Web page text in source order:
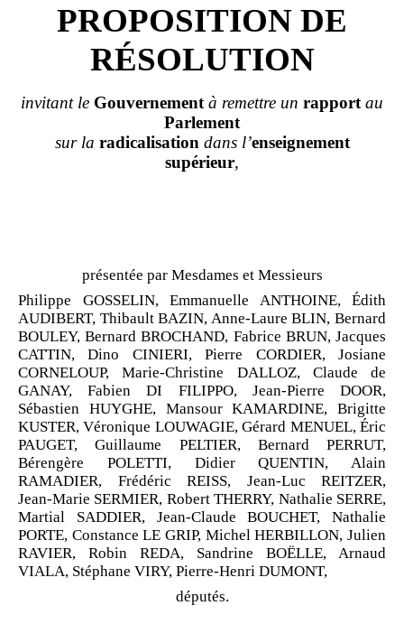
PROPOSITION DE
RÉSOLUTION
invitant le Gouvernement à remettre un rapport au
Parlement
sur la radicalisation dans l’enseignement
supérieur,
présentée par Mesdames et Messieurs
Philippe GOSSELIN, Emmanuelle ANTHOINE, Édith
AUDIBERT, Thibault BAZIN, Anne‑Laure BLIN, Bernard
BOULEY, Bernard BROCHAND, Fabrice BRUN, Jacques
CATTIN, Dino CINIERI, Pierre CORDIER, Josiane
CORNELOUP, Marie‑Christine DALLOZ, Claude de
GANAY, Fabien DI
FILIPPO, Jean‑Pierre DOOR,
Sébastien HUYGHE, Mansour KAMARDINE, Brigitte
KUSTER, Véronique LOUWAGIE, Gérard MENUEL, Éric
PAUGET, Guillaume PELTIER, Bernard PERRUT,
Bérengère POLETTI, Didier QUENTIN, Alain
RAMADIER, Frédéric REISS, Jean‑Luc REITZER,
Jean‑Marie SERMIER, Robert THERRY, Nathalie SERRE,
Martial SADDIER, Jean‑Claude BOUCHET, Nathalie
PORTE, Constance LE GRIP, Michel HERBILLON, Julien
RAVIER, Robin REDA, Sandrine BOËLLE, Arnaud
VIALA, Stéphane VIRY, Pierre‑Henri DUMONT,
députés.